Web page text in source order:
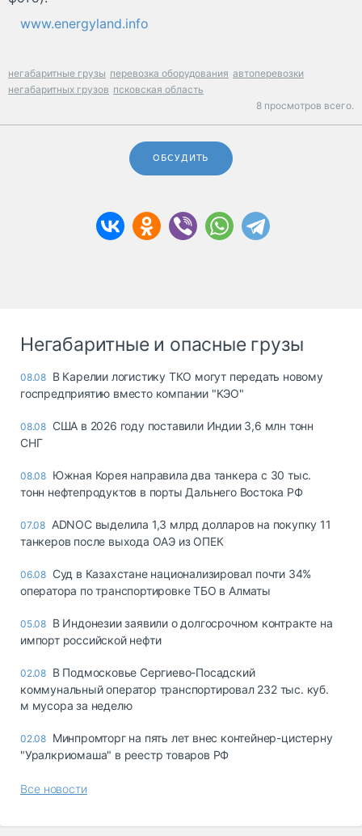
www.energyland.info
негабаритные грузы перевозка оборудования автоперевозки
негабаритных грузов псковская область
8 просмотров всего.
ОБСУДИТЬ
Негабаритные и опасные грузы
08.08 В Карелии логистику ТКО могут передать новому
госпредприятию вместо компании "КЭО"
08.08 США в 2026 году поставили Индии 3,6 млн тонн
СНГ
08.08 Южная Корея направила два танкера с 30 тыс.
тонн нефтепродуктов в порты Дальнего Востока РФ
07.08 ADNOC выделила 1,3 млрд долларов на покупку 11
танкеров после выхода ОАЭ из ОПЕК
06.08 Суд в Казахстане национализировал почти 34%
оператора по транспортировке ТБО в Алматы
05.08 В Индонезии заявили о долгосрочном контракте на
импорт российской нефти
02.08 В Подмосковье Сергиево-Посадский
коммунальный оператор транспортировал 232 тыс. куб.
м мусора за неделю
02.08 Минпромторг на пять лет внес контейнер-цистерну
"Уралкриомаша" в реестр товаров РФ
Все новости